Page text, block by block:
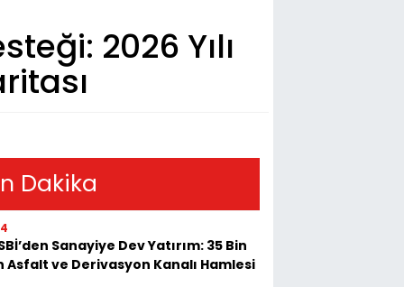
2026 Yılı
Dakika
Sanayiye Dev Yatırım: 35 Bin
Asfalt ve Derivasyon Kanalı Hamlesi